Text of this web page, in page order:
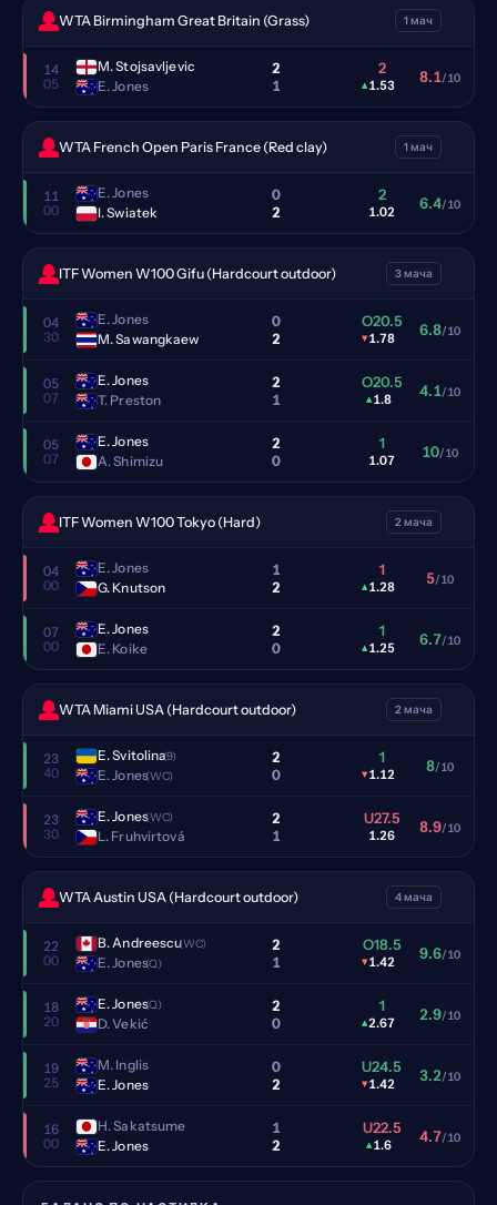
WTA Birmingham Great Britain (Grass) 1 мач
14
05
M. Stojsavljevic
E. Jones
2
1
2
▴1.53 8.1/10
WTA French Open Paris France (Red clay) 1 мач
11
00
E. Jones
I. Swiatek
0
2
2
1.02 6.4/10
ITF Women W100 Gifu (Hardcourt outdoor) 3 мача
04
30
E. Jones
M. Sawangkaew
0
2
O20.5
▾1.78 6.8/10
05
07
E. Jones
T. Preston
2
1
O20.5
▴1.8 4.1/10
05
07
E. Jones
A. Shimizu
2
0
1
1.07 10/10
ITF Women W100 Tokyo (Hard) 2 мача
04
00
E. Jones
G. Knutson
1
2
1
▴1.28 5/10
07
00
E. Jones
E. Koike
2
0
1
▴1.25 6.7/10
WTA Miami USA (Hardcourt outdoor) 2 мача
23
40
E. Svitolina(9)
E. Jones(WC)
2
0
1
▾1.12 8/10
23
30
E. Jones(WC)
L. Fruhvirtová
2
1
U27.5
1.26 8.9/10
WTA Austin USA (Hardcourt outdoor) 4 мача
22
00
B. Andreescu(WC)
E. Jones(Q)
2
1
O18.5
▾1.42 9.6/10
18
20
E. Jones(Q)
D. Vekić
2
0
1
▴2.67 2.9/10
19
25
M. Inglis
E. Jones
0
2
U24.5
▾1.42 3.2/10
16
00
H. Sakatsume
E. Jones
1
2
U22.5
▴1.6 4.7/10